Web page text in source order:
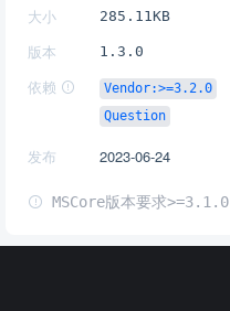
大小 285.11KB
版本 1.3.0
依赖
Vendor:>=3.2.0
Question
发布 2023-06-24
MSCore版本要求>=3.1.0